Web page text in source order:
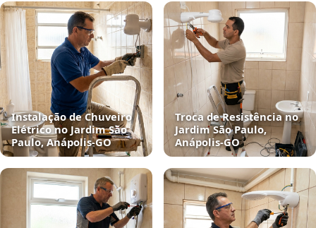
Instalação de Chuveiro
Elétrico no Jardim São
Paulo, Anápolis‑GO
Troca de Resistência no
Jardim São Paulo,
Anápolis‑GO